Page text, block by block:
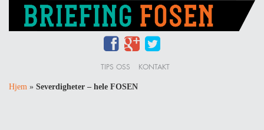
TIPS OSS KONTAKT
Hjem » Severdigheter – hele FOSEN